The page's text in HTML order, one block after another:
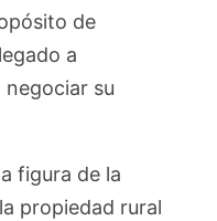
de
a
su
figura de la
propiedad rural